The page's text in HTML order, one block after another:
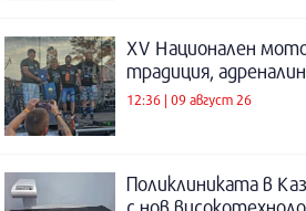
XV Национален
традиция,
12:36 | 09 август 26
Поликлиниката в